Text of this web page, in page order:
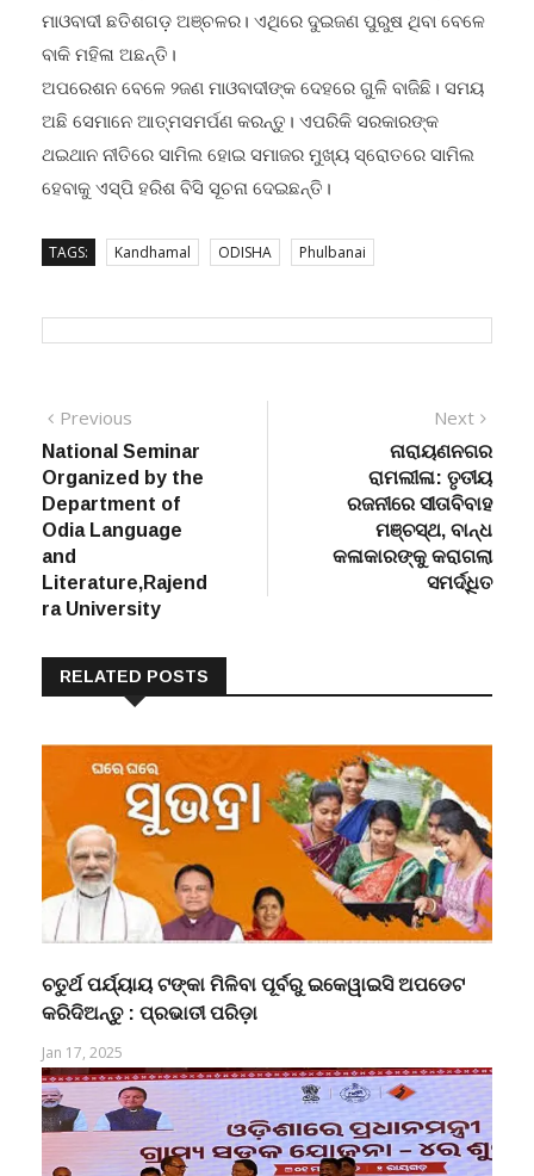
ମାଓବାଦୀ ଛତିଶଗଡ଼ ଅଞ୍ଚଳର। ଏଥିରେ ଦୁଇଜଣ ପୁରୁଷ ଥିବା ବେଳେ
ବାକି ମହିଳା ଅଛନ୍ତି।
ଅପରେଶନ ବେଳେ ୨ଜଣ ମାଓବାଦୀଙ୍କ ଦେହରେ ଗୁଳି ବାଜିଛି। ସମୟ
ଅଛି ସେମାନେ ଆତ୍ମସମର୍ପଣ କରନ୍ତୁ। ଏପରିକି ସରକାରଙ୍କ
ଥଇଥାନ ନୀତିରେ ସାମିଲ ହୋଇ ସମାଜର ମୁଖ୍ୟ ସ୍ରୋତରେ ସାମିଲ
ହେବାକୁ ଏସ୍‌ପି ହରିଶ ବିସି ସୂଚନା ଦେଇଛନ୍ତି।
TAGS: Kandhamal ODISHA Phulbanai
Post
navigation
Previous
post:
National Seminar
Organized by the
Department of
Odia Language
and
Literature,Rajend
ra University
Next
post:
ନାରାୟଣନଗର
ରାମଲୀଳା: ତୃତୀୟ
ରଜନୀରେ ସୀତାବିବାହ
ମଞ୍ଚସ୍ଥ, ବାନ୍ଧ
କଳାକାରଙ୍କୁ କରାଗଲା
ସମର୍ଦ୍ଧିତ
RELATED POSTS
ଚତୁର୍ଥ ପର୍ଯ୍ୟାୟ ଟଙ୍କା ମିଳିବା ପୂର୍ବରୁ ଇକେୱାଇସି ଅପଡେଟ
କରିଦିଅନ୍ତୁ : ପ୍ରଭାତୀ ପରିଡ଼ା
Jan 17, 2025